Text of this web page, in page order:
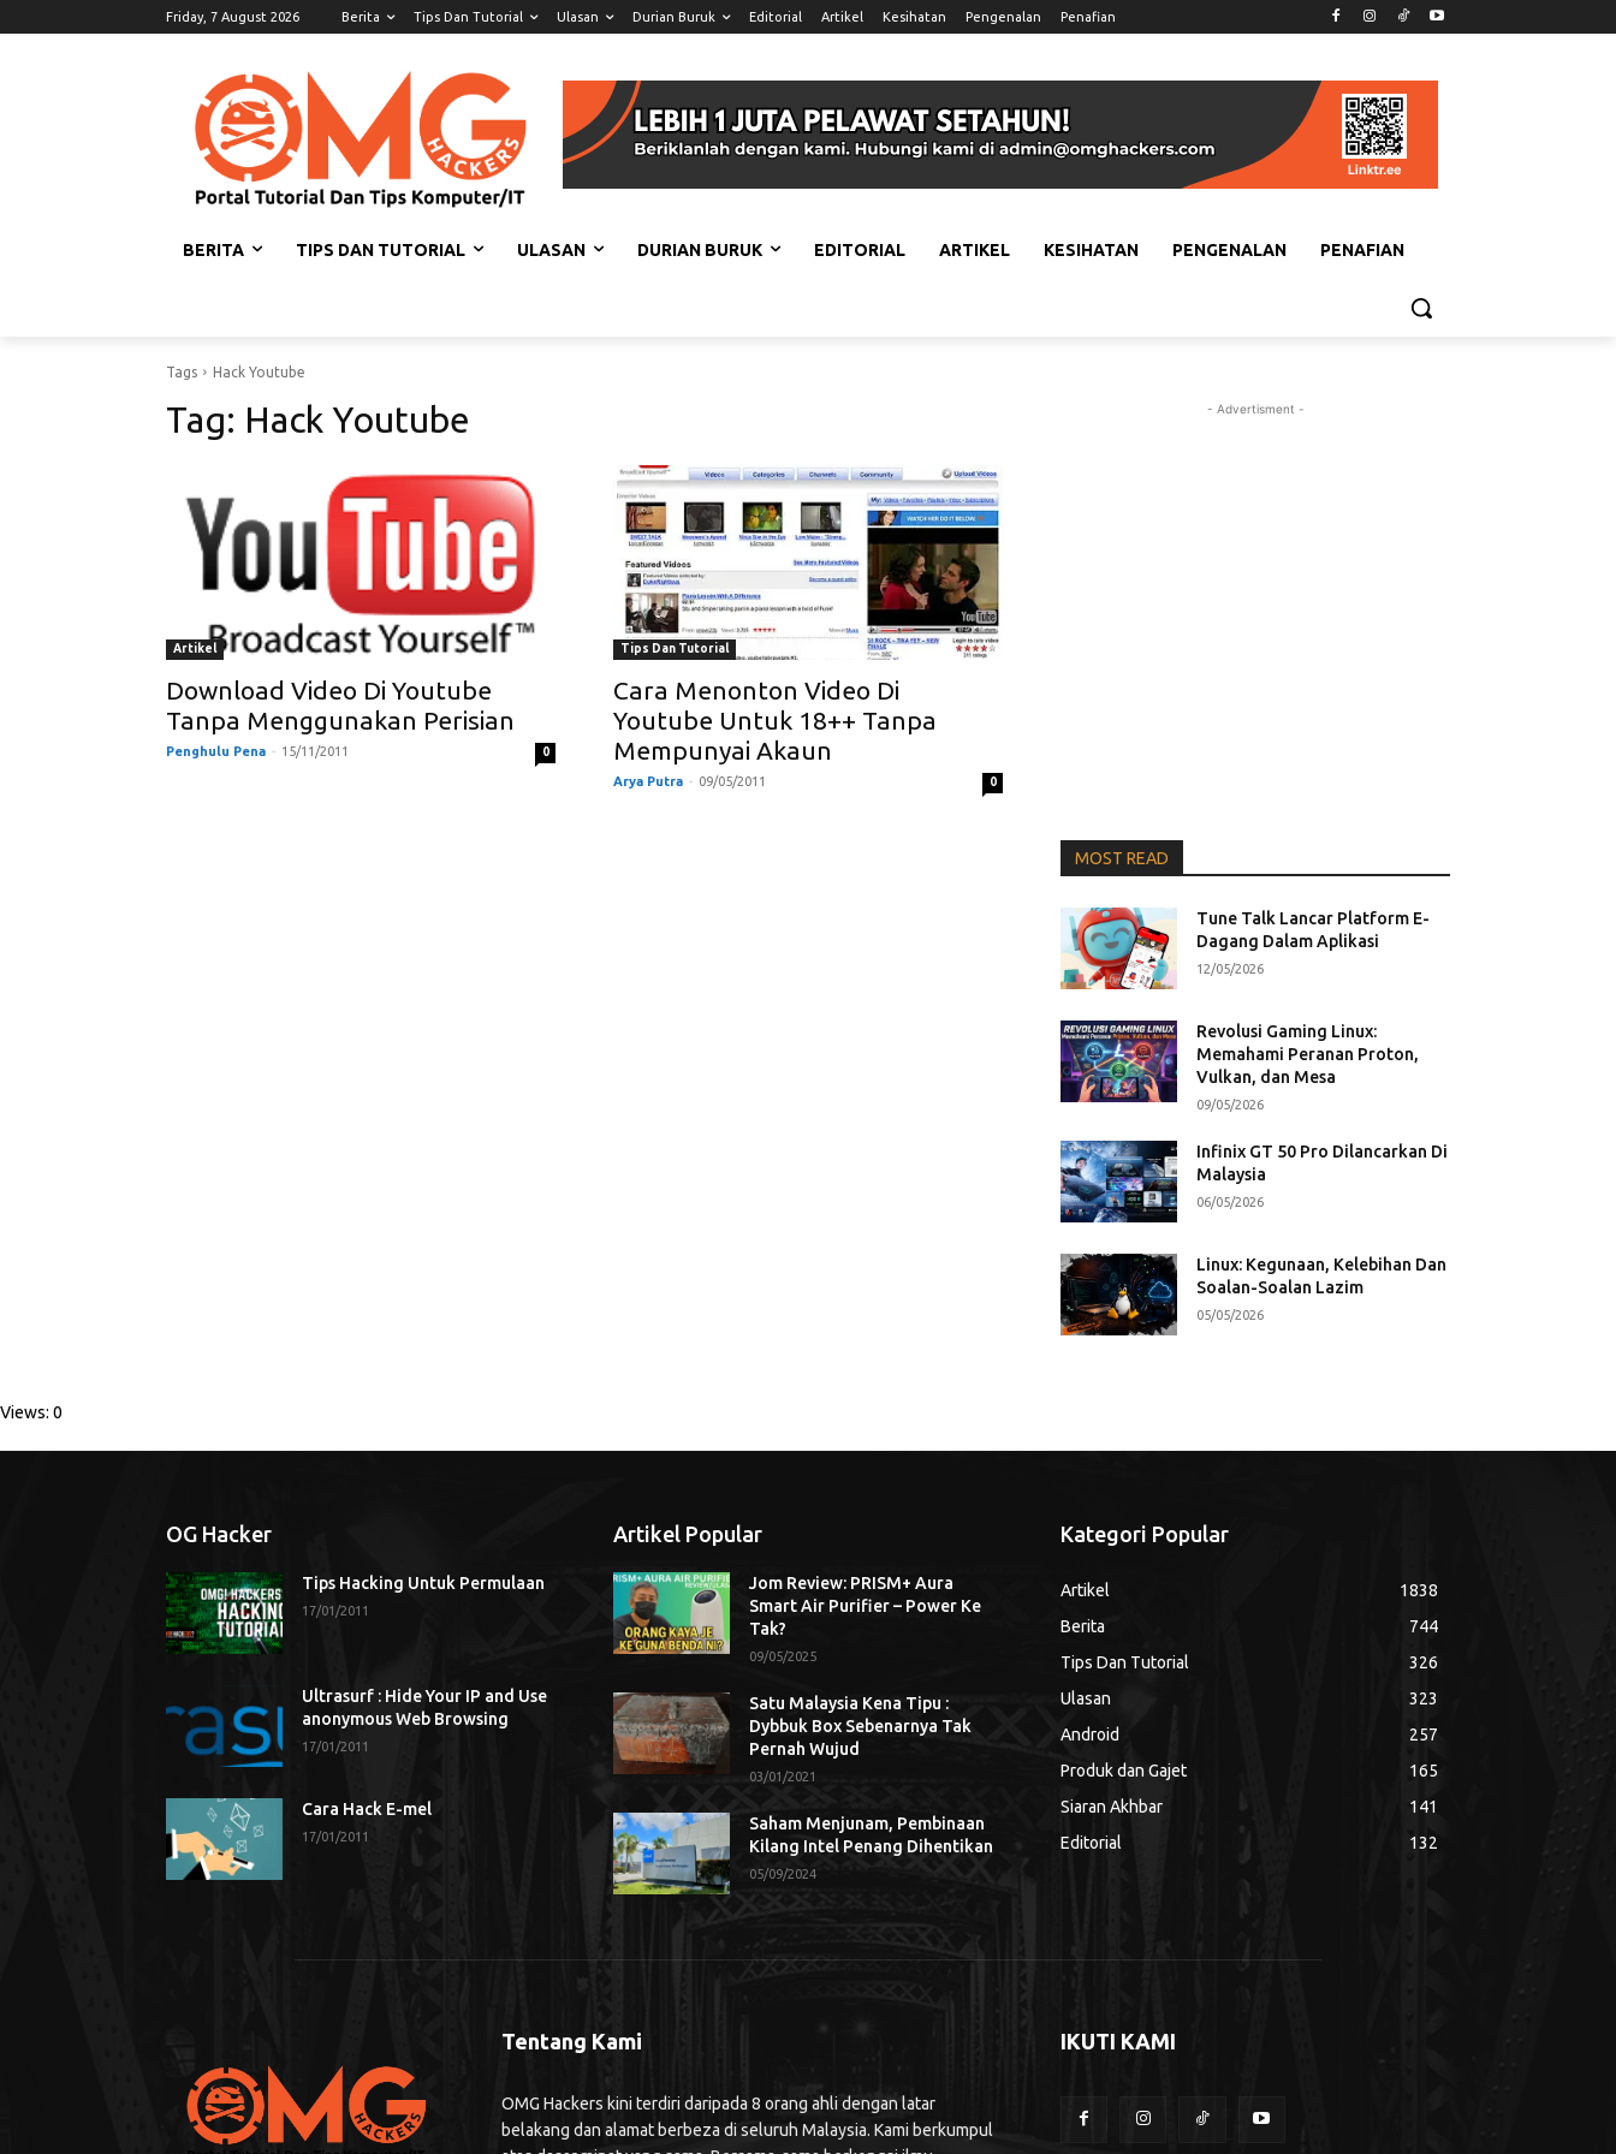
Friday, 7 August 2026 Berita Tips Dan Tutorial Ulasan Durian Buruk Editorial Artikel Kesihatan Pengenalan Penafian
BERITA TIPS DAN TUTORIAL ULASAN DURIAN BURUK EDITORIAL ARTIKEL KESIHATAN PENGENALAN PENAFIAN
Tags Hack Youtube
Tag: Hack Youtube
Artikel
Download Video Di Youtube
Tanpa Menggunakan Perisian
Penghulu Pena - 15/11/2011 0
Tips Dan Tutorial
Cara Menonton Video Di
Youtube Untuk 18++ Tanpa
Mempunyai Akaun
Arya Putra - 09/05/2011 0
- Advertisment -
MOST READ
Tune Talk Lancar Platform E-
Dagang Dalam Aplikasi
12/05/2026
Revolusi Gaming Linux:
Memahami Peranan Proton,
Vulkan, dan Mesa
09/05/2026
Infinix GT 50 Pro Dilancarkan Di
Malaysia
06/05/2026
Linux: Kegunaan, Kelebihan Dan
Soalan-Soalan Lazim
05/05/2026
Views: 0
OG Hacker
Tips Hacking Untuk Permulaan
17/01/2011
Ultrasurf : Hide Your IP and Use
anonymous Web Browsing
17/01/2011
Cara Hack E-mel
17/01/2011
Artikel Popular
Jom Review: PRISM+ Aura
Smart Air Purifier – Power Ke
Tak?
09/05/2025
Satu Malaysia Kena Tipu :
Dybbuk Box Sebenarnya Tak
Pernah Wujud
03/01/2021
Saham Menjunam, Pembinaan
Kilang Intel Penang Dihentikan
05/09/2024
Kategori Popular
Artikel
1838
Berita
744
Tips Dan Tutorial
326
Ulasan
323
Android
257
Produk dan Gajet
165
Siaran Akhbar
141
Editorial
132
Tentang Kami
OMG Hackers kini terdiri daripada 8 orang ahli dengan latar
belakang dan alamat berbeza di seluruh Malaysia. Kami berkumpul
IKUTI KAMI